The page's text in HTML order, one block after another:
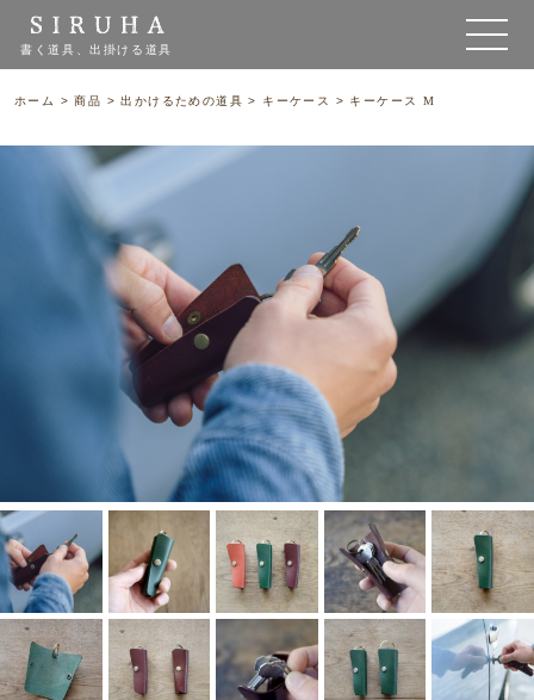
書く道具、出掛ける道具
ホーム >商品 >出かけるための道具 > キーケース > キーケース M